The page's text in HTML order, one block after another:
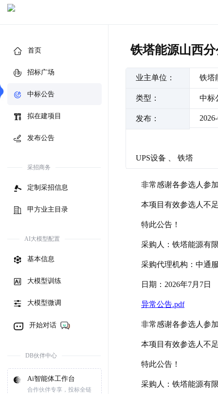
首页
招标广场
中标公告
拟在建项目
发布公告
采招商务
定制采招信息
甲方业主目录
AI大模型配置
基本信息
大模型训练
大模型微调
开始对话
DB伙伴中心
Ai智能体工作台
合作伙伴专享，投标全链
铁塔能源山西
业主单位： 铁塔
类型： 中标
发布：
UPS设备 铁塔
非常感谢各参选人参
本项目有效参选人不
特此公告！
采购人：铁塔能源有
采购代理机构：中通
日期：2026年7月7日
异常公告.pdf
非常感谢各参选人参
本项目有效参选人不
特此公告！
采购人：铁塔能源有